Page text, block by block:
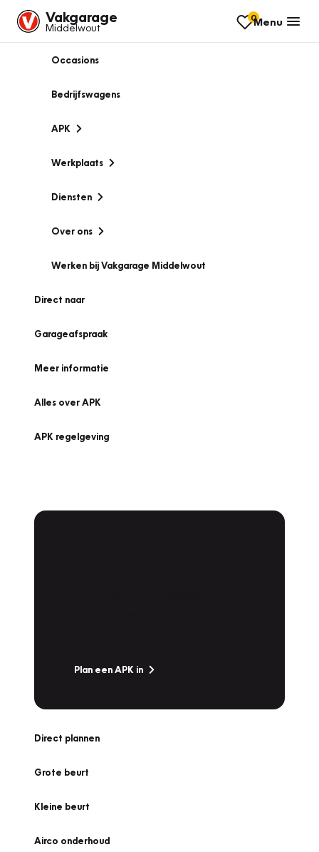
Vakgarage
Middelwout
0Menu
Occasions
Bedrijfswagens
APK
Werkplaats
Diensten
Over ons
Werken bij Vakgarage Middelwout
Direct naar
Garageafspraak
Meer informatie
Alles over APK
APK regelgeving
Plan een APK in
Direct plannen
Grote beurt
Kleine beurt
Airco onderhoud